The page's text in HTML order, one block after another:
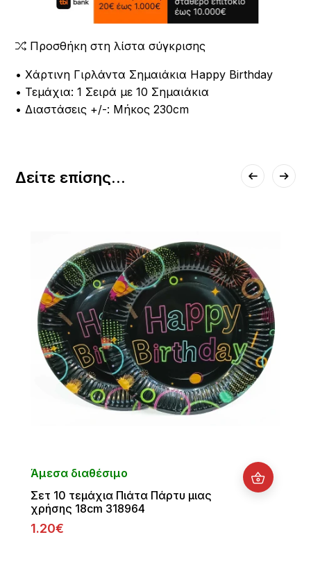
Προσθήκη στη λίστα σύγκρισης
• Χάρτινη Γιρλάντα Σημαιάκια Happy Birthday
• Τεμάχια: 1 Σειρά με 10 Σημαιάκια
• Διαστάσεις +/-: Μήκος 230cm
Δείτε επίσης...
Άμεσα διαθέσιμο
Σετ 10 τεμάχια Πιάτα Πάρτυ μιας
χρήσης 18cm 318964
1.20€